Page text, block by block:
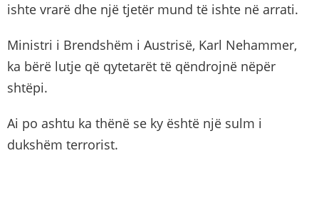
ishte vrarë dhe një tjetër mund të ishte në arrati.
Ministri i Brendshëm i Austrisë, Karl Nehammer,
ka bërë lutje që qytetarët të qëndrojnë nëpër
shtëpi.
Ai po ashtu ka thënë se ky është një sulm i
dukshëm terrorist.